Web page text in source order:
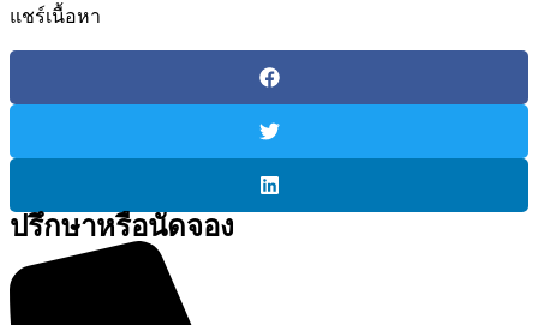
แชร์เนื้อหา
ปรึกษาหรือนัดจอง